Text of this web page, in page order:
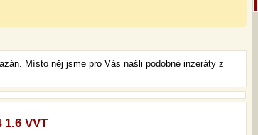
Místo něj jsme pro Vás našli podobné inzeráty z
1.6 VVT